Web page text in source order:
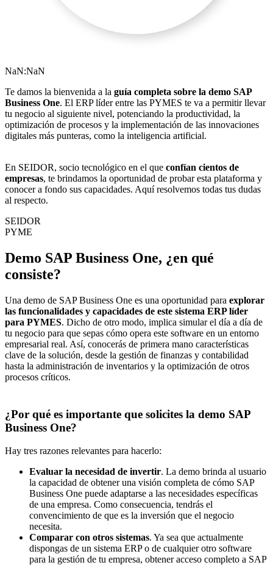
NaN:NaN
Te damos la bienvenida a la guía completa sobre la demo SAP
Business One. El ERP líder entre las PYMES te va a permitir llevar
tu negocio al siguiente nivel, potenciando la productividad, la
optimización de procesos y la implementación de las innovaciones
digitales más punteras, como la inteligencia artificial.
En SEIDOR, socio tecnológico en el que confían cientos de
empresas, te brindamos la oportunidad de probar esta plataforma y
conocer a fondo sus capacidades. Aquí resolvemos todas tus dudas
al respecto.
SEIDOR
PYME
Demo SAP Business One, ¿en qué
consiste?
Una demo de SAP Business One es una oportunidad para explorar
las funcionalidades y capacidades de este sistema ERP líder
para PYMES. Dicho de otro modo, implica simular el día a día de
tu negocio para que sepas cómo opera este software en un entorno
empresarial real. Así, conocerás de primera mano características
clave de la solución, desde la gestión de finanzas y contabilidad
hasta la administración de inventarios y la optimización de otros
procesos críticos.
¿Por qué es importante que solicites la demo SAP
Business One?
Hay tres razones relevantes para hacerlo:
Evaluar la necesidad de invertir. La demo brinda al usuario
la capacidad de obtener una visión completa de cómo SAP
Business One puede adaptarse a las necesidades específicas
de una empresa. Como consecuencia, tendrás el
convencimiento de que es la inversión que el negocio
necesita.
Comparar con otros sistemas. Ya sea que actualmente
dispongas de un sistema ERP o de cualquier otro software
para la gestión de tu empresa, obtener acceso completo a SAP